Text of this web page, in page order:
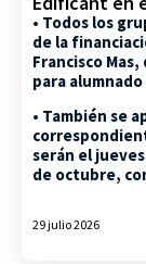
• Todos los
de la
Francisco
para alumnado
• También se
serán el
de octubre,
29 julio 2026